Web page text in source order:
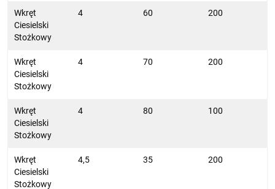
Wkręt
Ciesielski
Stożkowy
4 60 200
Wkręt
Ciesielski
Stożkowy
4 70 200
Wkręt
Ciesielski
Stożkowy
4 80 100
Wkręt
Ciesielski
Stożkowy
4,5 35 200